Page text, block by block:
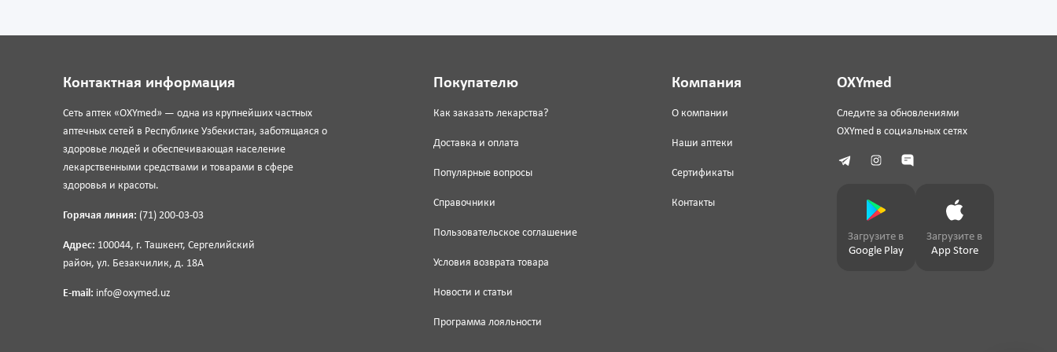
Контактная информация
Сеть аптек «OXYmed» — одна из крупнейших частных
аптечных сетей в Республике Узбекистан, заботящаяся о
здоровье людей и обеспечивающая население
лекарственными средствами и товарами в сфере
здоровья и красоты.
Горячая линия: (71) 200-03-03
Адрес: 100044, г. Ташкент, Сергелийский
район, ул. Безакчилик, д. 18А
E-mail: info@oxymed.uz
Покупателю
Как заказать лекарства?
Доставка и оплата
Популярные вопросы
Справочники
Пользовательское соглашение
Условия возврата товара
Новости и статьи
Программа лояльности
Компания
О компании
Наши аптеки
Сертификаты
Контакты
OXYmed
Следите за обновлениями
OXYmed в социальных сетях
Загрузите в
Google Play
Загрузите в
App Store